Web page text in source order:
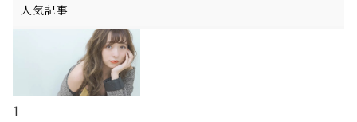
人気記事
1